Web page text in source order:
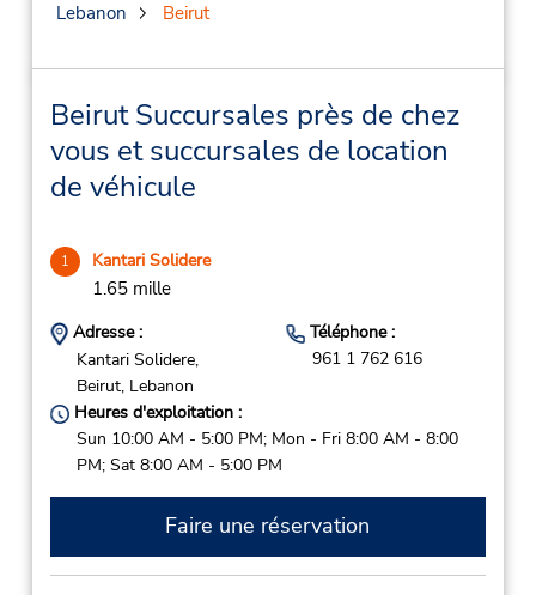
Lebanon
Beirut
Beirut Succursales près de chez
vous et succursales de location
de véhicule
1 Kantari Solidere
1.65 mille
Adresse :
Kantari Solidere,
Beirut, Lebanon
Téléphone :
961 1 762 616
Heures d'exploitation :
Sun 10:00 AM - 5:00 PM; Mon - Fri 8:00 AM - 8:00
PM; Sat 8:00 AM - 5:00 PM
Faire une réservation